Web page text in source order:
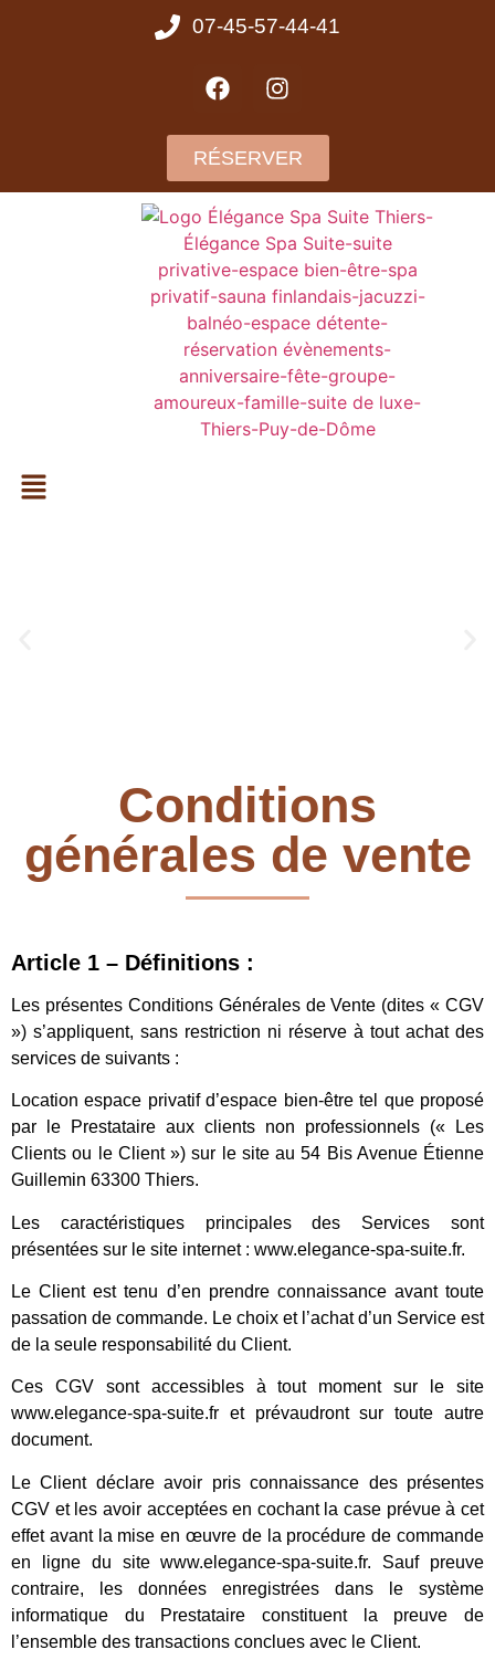
07-45-57-44-41
RÉSERVER
Conditions
générales de vente
Article 1 – Définitions :
Les présentes Conditions Générales de Vente (dites « CGV
») s’appliquent, sans restriction ni réserve à tout achat des
services de suivants :
Location espace privatif d’espace bien-être tel que proposé
par le Prestataire aux clients non professionnels (« Les
Clients ou le Client ») sur le site au 54 Bis Avenue Étienne
Guillemin 63300 Thiers.
Les caractéristiques principales des Services sont
présentées sur le site internet : www.elegance-spa-suite.fr.
Le Client est tenu d’en prendre connaissance avant toute
passation de commande. Le choix et l’achat d’un Service est
de la seule responsabilité du Client.
Ces CGV sont accessibles à tout moment sur le site
www.elegance-spa-suite.fr et prévaudront sur toute autre
document.
Le Client déclare avoir pris connaissance des présentes
CGV et les avoir acceptées en cochant la case prévue à cet
effet avant la mise en œuvre de la procédure de commande
en ligne du site www.elegance-spa-suite.fr. Sauf preuve
contraire, les données enregistrées dans le système
informatique du Prestataire constituent la preuve de
l’ensemble des transactions conclues avec le Client.